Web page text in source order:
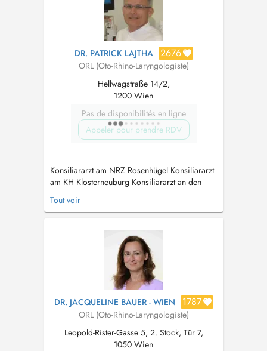
DR. PATRICK LAJTHA 2676
ORL (Oto-Rhino-Laryngologiste)
Hellwagstraße 14/2,
1200 Wien
Pas de disponibilités en ligne
Appeler pour prendre RDV
Konsiliararzt am NRZ Rosenhügel Konsiliararzt
am KH Klosterneuburg Konsiliararzt an den
Krankenhäusern der AUVA
Zusatzqualifikationen: Zusatzfach Phoniatrie,
Raucherentwöhnung Besondere Tätigkeiten:
Lehrauftrag an der Musikuniversität
Wien,Stimmkunde, Stimmhy...
Tout voir
DR. JACQUELINE BAUER - WIEN 1787
ORL (Oto-Rhino-Laryngologiste)
Leopold-Rister-Gasse 5, 2. Stock, Tür 7,
1050 Wien